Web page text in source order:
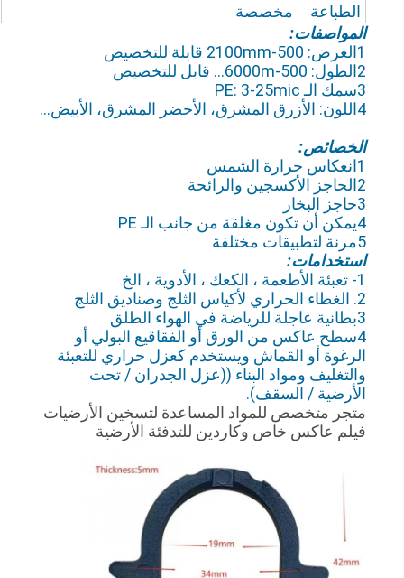
الطباعة
مخصصة
المواصفات:
1العرض: 500-2100mm قابلة للتخصيص
2الطول: 500-6000m... قابل للتخصيص
3سمك الـ PE: 3-25mic
4اللون: الأزرق المشرق، الأخضر المشرق، الأبيض...
الخصائص:
1انعكاس حرارة الشمس
2الحاجز الأكسجين والرائحة
3حاجز البخار
4يمكن أن تكون مغلقة من جانب الـ PE
5مرنة لتطبيقات مختلفة
استخدامات:
1- تعبئة الأطعمة ، الكعك ، الأدوية ، الخ
2. الغطاء الحراري لأكياس الثلج وصناديق الثلج
3بطانية عاجلة للرياضة في الهواء الطلق
4سطح عاكس من الورق أو الفقاقيع البولي أو
الرغوة أو القماش ويستخدم كعزل حراري للتعبئة
والتغليف ومواد البناء ((عزل الجدران / تحت
الأرضية / السقف).
متجر متخصص للمواد المساعدة لتسخين الأرضيات
فيلم عاكس خاص وكاردين للتدفئة الأرضية